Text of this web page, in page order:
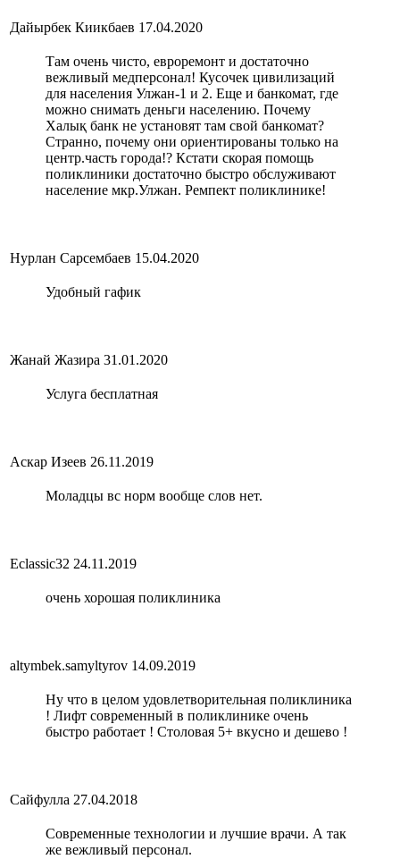
Дайырбек Киикбаев 17.04.2020
Там очень чисто, евроремонт и достаточно
вежливый медперсонал! Кусочек цивилизаций
для населения Улжан-1 и 2. Еще и банкомат, где
можно снимать деньги населению. Почему
Халық банк не установят там свой банкомат?
Странно, почему они ориентированы только на
центр.часть города!? Кстати скорая помощь
поликлиники достаточно быстро обслуживают
население мкр.Улжан. Ремпект поликлинике!
Нурлан Сарсембаев 15.04.2020
Удобный гафик
Жанай Жазира 31.01.2020
Услуга бесплатная
Аскар Изеев 26.11.2019
Моладцы вс норм вообще слов нет.
Eclassic32 24.11.2019
очень хорошая поликлиника
altymbek.samyltyrov 14.09.2019
Ну что в целом удовлетворительная поликлиника
! Лифт современный в поликлинике очень
быстро работает ! Столовая 5+ вкусно и дешево !
Сайфулла 27.04.2018
Современные технологии и лучшие врачи. А так
же вежливый персонал.